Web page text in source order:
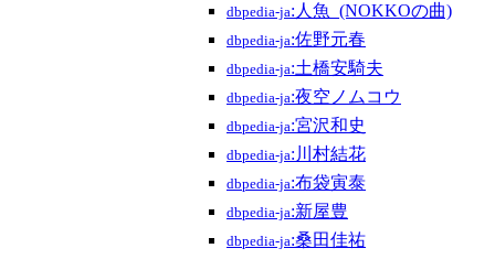
dbpedia-ja:人魚_(NOKKOの曲)
dbpedia-ja:佐野元春
dbpedia-ja:土橋安騎夫
dbpedia-ja:夜空ノムコウ
dbpedia-ja:宮沢和史
dbpedia-ja:川村結花
dbpedia-ja:布袋寅泰
dbpedia-ja:新屋豊
dbpedia-ja:桑田佳祐